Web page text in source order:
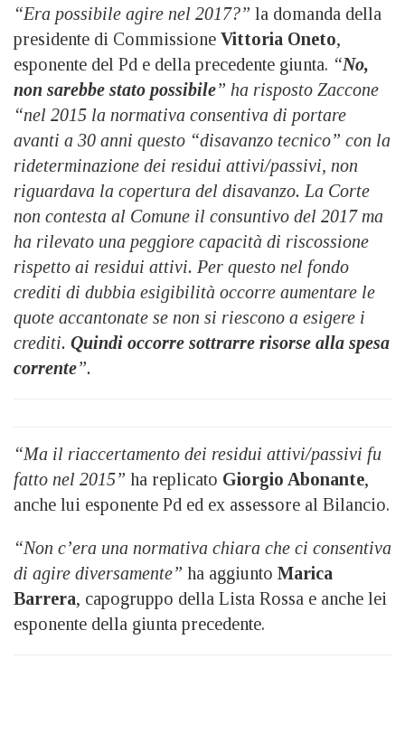
“Era possibile agire nel 2017?” la domanda della
presidente di Commissione Vittoria Oneto,
esponente del Pd e della precedente giunta. “No,
non sarebbe stato possibile” ha risposto Zaccone
“nel 2015 la normativa consentiva di portare
avanti a 30 anni questo “disavanzo tecnico” con la
rideterminazione dei residui attivi/passivi, non
riguardava la copertura del disavanzo. La Corte
non contesta al Comune il consuntivo del 2017 ma
ha rilevato una peggiore capacità di riscossione
rispetto ai residui attivi. Per questo nel fondo
crediti di dubbia esigibilità occorre aumentare le
quote accantonate se non si riescono a esigere i
crediti. Quindi occorre sottrarre risorse alla spesa
corrente”.
“Ma il riaccertamento dei residui attivi/passivi fu
fatto nel 2015” ha replicato Giorgio Abonante,
anche lui esponente Pd ed ex assessore al Bilancio.
“Non c’era una normativa chiara che ci consentiva
di agire diversamente” ha aggiunto Marica
Barrera, capogruppo della Lista Rossa e anche lei
esponente della giunta precedente.